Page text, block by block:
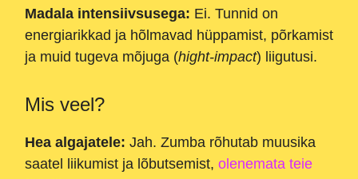
Madala intensiivsusega: Ei. Tunnid on
energiarikkad ja hõlmavad hüppamist, põrkamist
ja muid tugeva mõjuga (hight-impact) liigutusi.
Mis veel?
Hea algajatele: Jah. Zumba rõhutab muusika
saatel liikumist ja lõbutsemist, olenemata teie